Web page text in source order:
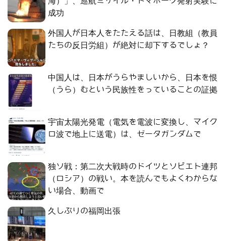
成功
外国人が日本人をたたえる話は、日教組（教員
たちの反日労組）が絶対に却下するでしょ？
中国人は、日本がうらやましいから、日本を恨
（うら）むという民族性をっていることの証拠
宇宙太陽光発電（電気を電波に変換し、マイク
ロ波で地上に送電）は、ゼータガンダムで
独ソ戦：第二次大戦時のドイツとソビエト連邦
（ロシア）の戦い。本を読んでもよくわからな
い場合、動画で
久しぶりの福岡出張